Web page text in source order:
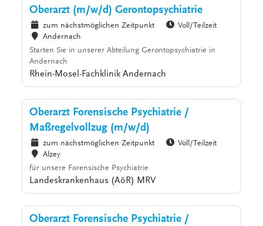
Oberarzt (m/w/d) Gerontopsychiatrie
zum nächstmöglichen Zeitpunkt
Voll/Teilzeit
Andernach
Starten Sie in unserer Abteilung Gerontopsychiatrie in
Andernach
Rhein-Mosel-Fachklinik Andernach
Oberarzt Forensische Psychiatrie /
Maßregelvollzug (m/w/d)
zum nächstmöglichen Zeitpunkt
Voll/Teilzeit
Alzey
für unsere Forensische Psychiatrie
Landeskrankenhaus (AöR) MRV
Oberarzt Forensische Psychiatrie /